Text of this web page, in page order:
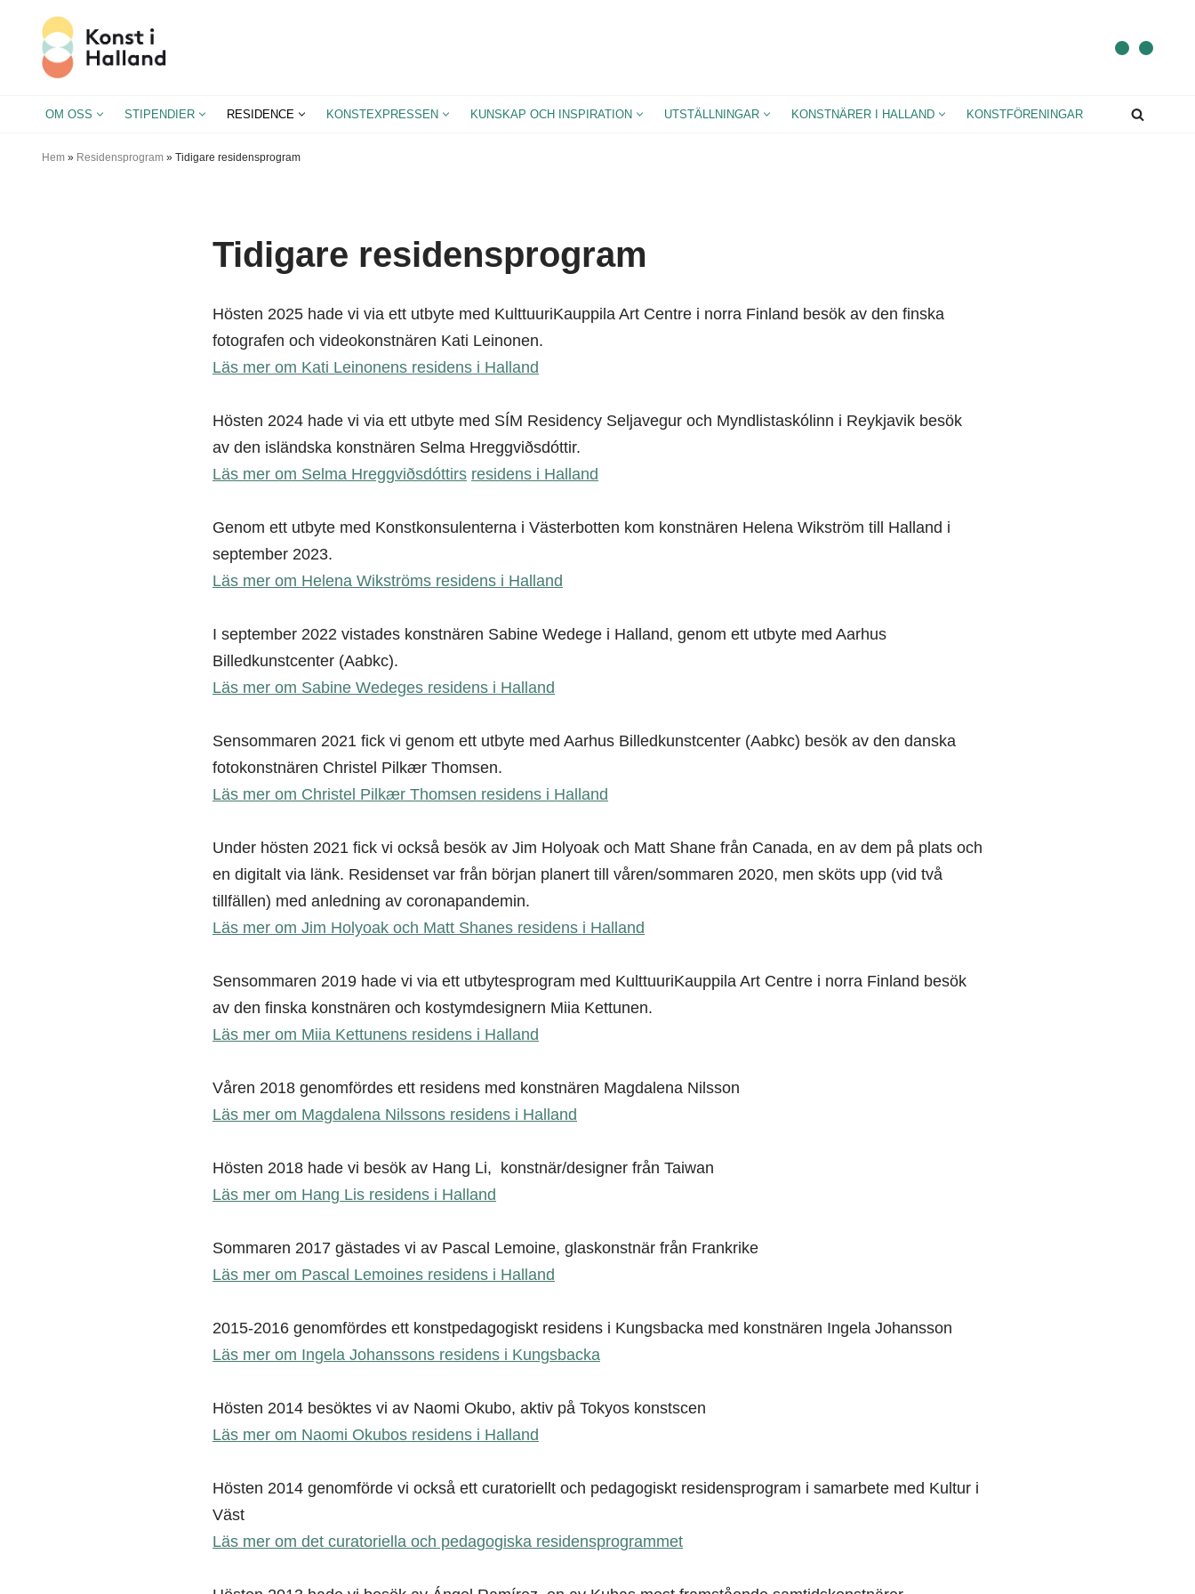
Hoppa
OM OSS STIPENDIER RESIDENCE KONSTEXPRESSEN KUNSKAP OCH INSPIRATION UTSTÄLLNINGAR KONSTNÄRER I HALLAND KONSTFÖRENINGAR
Hem » Residensprogram » Tidigare residensprogram
Tidigare residensprogram
Hösten 2025 hade vi via ett utbyte med KulttuuriKauppila Art Centre i norra Finland besök av den finska
fotografen och videokonstnären Kati Leinonen.
Läs mer om Kati Leinonens residens i Halland
Hösten 2024 hade vi via ett utbyte med SÍM Residency Seljavegur och Myndlistaskólinn i Reykjavik besök
av den isländska konstnären Selma Hreggviðsdóttir.
Läs mer om Selma Hreggviðsdóttirs residens i Halland
Genom ett utbyte med Konstkonsulenterna i Västerbotten kom konstnären Helena Wikström till Halland i
september 2023.
Läs mer om Helena Wikströms residens i Halland
I september 2022 vistades konstnären Sabine Wedege i Halland, genom ett utbyte med Aarhus
Billedkunstcenter (Aabkc).
Läs mer om Sabine Wedeges residens i Halland
Sensommaren 2021 fick vi genom ett utbyte med Aarhus Billedkunstcenter (Aabkc) besök av den danska
fotokonstnären Christel Pilkær Thomsen.
Läs mer om Christel Pilkær Thomsen residens i Halland
Under hösten 2021 fick vi också besök av Jim Holyoak och Matt Shane från Canada, en av dem på plats och
en digitalt via länk. Residenset var från början planert till våren/sommaren 2020, men sköts upp (vid två
tillfällen) med anledning av coronapandemin.
Läs mer om Jim Holyoak och Matt Shanes residens i Halland
Sensommaren 2019 hade vi via ett utbytesprogram med KulttuuriKauppila Art Centre i norra Finland besök
av den finska konstnären och kostymdesignern Miia Kettunen.
Läs mer om Miia Kettunens residens i Halland
Våren 2018 genomfördes ett residens med konstnären Magdalena Nilsson
Läs mer om Magdalena Nilssons residens i Halland
Hösten 2018 hade vi besök av Hang Li, konstnär/designer från Taiwan
Läs mer om Hang Lis residens i Hal land
Sommaren 2017 gästades vi av Pascal Lemoine, glaskonstnär från Frankrike
Läs mer om Pascal Lemoines residens i Halland
2015-2016 genomfördes ett konstpedagogiskt residens i Kungsbacka med konstnären Ingela Johansson
Läs mer om Ingela Johanssons residens i Kungsbacka
Hösten 2014 besöktes vi av Naomi Okubo, aktiv på Tokyos konstscen
Läs mer om Naomi Okubos residens i Halland
Hösten 2014 genomförde vi också ett curatoriellt och pedagogiskt residensprogram i samarbete med Kultur i
Väst
Läs mer om det curatoriella och pedagogiska residensprogrammet